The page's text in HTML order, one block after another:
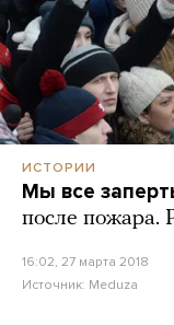
ИСТОРИИ
Мы все
после пожара.
16:02, 27 марта 2018
Источник: Meduza